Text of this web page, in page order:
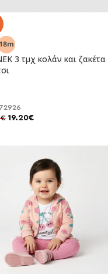
3 τμχ κολάν και ζακέτα
72926
€ 19.20€